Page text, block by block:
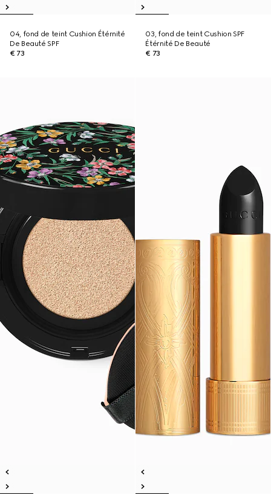
04, fond de teint Cushion Étérnité
De Beauté SPF
€ 73
03, fond de teint Cushion SPF
Étérnité De Beauté
€ 73